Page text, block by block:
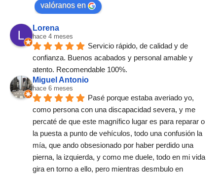
valóranos en
Lorena
hace 4 meses
Servicio rápido, de calidad y de
confianza. Buenos acabados y personal amable y
atento. Recomendable 100%.
Miguel Antonio
hace 6 meses
Pasé porque estaba averiado yo,
como persona con una discapacidad severa, y me
percaté de que este magnífico lugar es para reparar o
la puesta a punto de vehículos, todo una confusión la
mía, que ando obsesionado por haber perdido una
pierna, la izquierda, y como me duele, todo en mi vida
gira en torno a ello, pero mientras desmbulo en